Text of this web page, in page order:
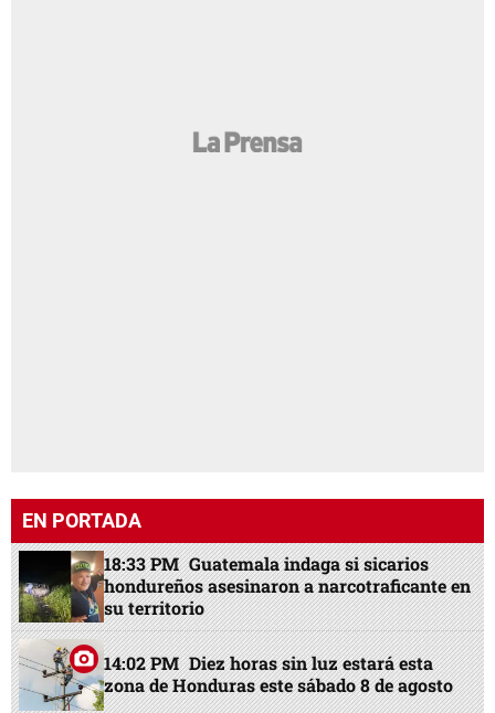
EN PORTADA
18:33 PM Guatemala indaga si sicarios
hondureños asesinaron a narcotraficante en
su territorio
14:02 PM Diez horas sin luz estará esta
zona de Honduras este sábado 8 de agosto